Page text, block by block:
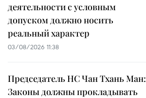
деятельности с условным
допуском должно носить
реальный характер
03/08/2026 11:38
Председатель НС Чан Тхань Ман:
Законы должны прокладывать